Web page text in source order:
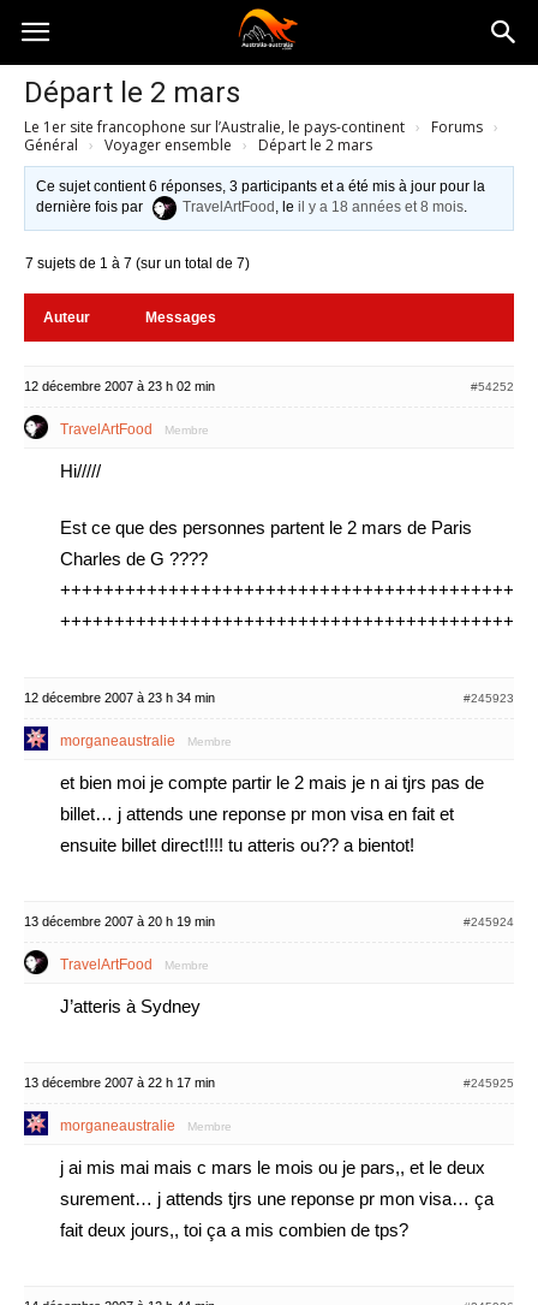
Australia-
australie.com
Départ le 2 mars
Le 1er site francophone sur l’Australie, le pays-continent › Forums ›
Général › Voyager ensemble › Départ le 2 mars
Ce sujet contient 6 réponses, 3 participants et a été mis à jour pour la
dernière fois par
TravelArtFood , leil y a 18 années et 8 mois.
7 sujets de 1 à 7 (sur un total de 7)
Auteur Messages
12 décembre 2007 à 23 h 02 min #54252
TravelArtFood Membre
Hi/////
Est ce que des personnes partent le 2 mars de Paris
Charles de G ????
12 décembre 2007 à 23 h 34 min #245923
morganeaustralie Membre
et bien moi je compte partir le 2 mais je n ai tjrs pas de
billet… j attends une reponse pr mon visa en fait et
ensuite billet direct!!!! tu atteris ou?? a bientot!
13 décembre 2007 à 20 h 19 min #245924
TravelArtFood Membre
J’atteris à Sydney
13 décembre 2007 à 22 h 17 min #245925
morganeaustralie Membre
j ai mis mai mais c mars le mois ou je pars,, et le deux
surement… j attends tjrs une reponse pr mon visa… ça
fait deux jours,, toi ça a mis combien de tps?